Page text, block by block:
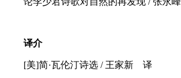
译介
[美]简·瓦伦汀诗选 / 王家新 译